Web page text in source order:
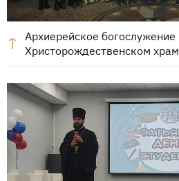
Архиерейское богослужение
Христорождественском